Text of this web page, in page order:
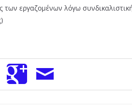
εργαζομένων λόγω